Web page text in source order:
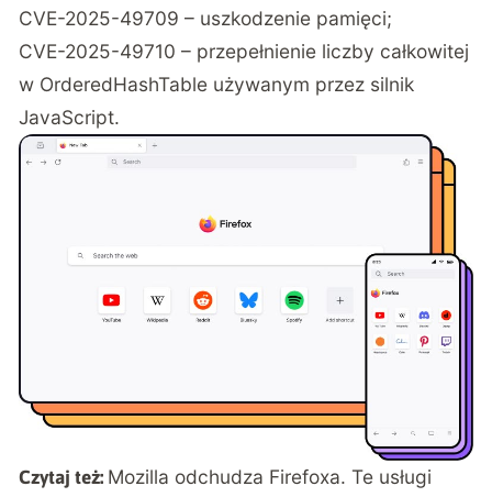
CVE-2025-49709 – uszkodzenie pamięci;
CVE-2025-49710 – przepełnienie liczby całkowitej
w OrderedHashTable używanym przez silnik
JavaScript.
Czytaj też: Mozilla odchudza Firefoxa. Te usługi